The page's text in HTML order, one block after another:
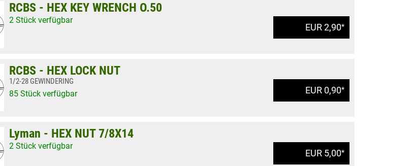
EUR 2,90*
RCBS - HEX KEY WRENCH O.50
2 Stück verfügbar
EUR 0,90*
RCBS - HEX LOCK NUT
1/2-28 GEWINDERING
85 Stück verfügbar
EUR 5,00*
Lyman - HEX NUT 7/8X14
2 Stück verfügbar